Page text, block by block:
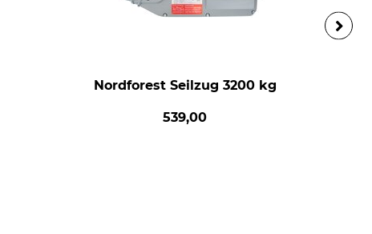
Nordforest Seilzug 3200 kg
539,00